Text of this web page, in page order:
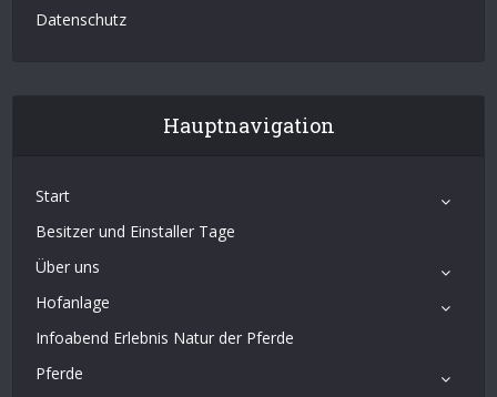
Datenschutz
Hauptnavigation
Start
Besitzer und Einstaller Tage
Über uns
Hofanlage
Infoabend Erlebnis Natur der Pferde
Pferde